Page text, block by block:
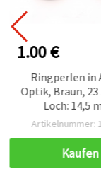
1.00 €
Ringperlen in
Optik, Braun, 23
Loch: 14,5
Bastelbedarf, 50
Artikelnummer:
Kaufen